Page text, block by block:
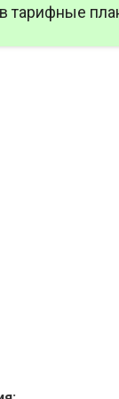
тарифные